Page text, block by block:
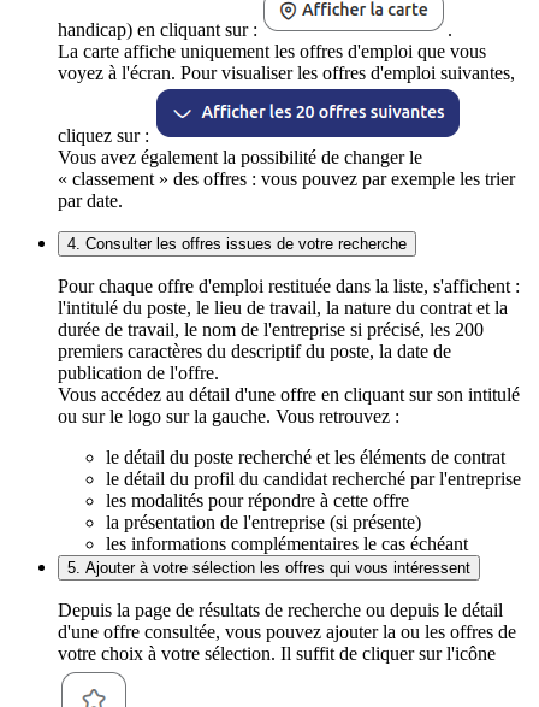
handicap) en cliquant sur :
.
La carte affiche uniquement les offres d'emploi que vous
voyez à l'écran. Pour visualiser les offres d'emploi suivantes,
cliquez sur :
Vous avez également la possibilité de changer le
« classement » des offres : vous pouvez par exemple les trier
par date.
4. Consulter les offres issues de votre recherche
Pour chaque offre d'emploi restituée dans la liste, s'affichent :
l'intitulé du poste, le lieu de travail, la nature du contrat et la
durée de travail, le nom de l'entreprise si précisé, les 200
premiers caractères du descriptif du poste, la date de
publication de l'offre.
Vous accédez au détail d'une offre en cliquant sur son intitulé
ou sur le logo sur la gauche. Vous retrouvez :
le détail du poste recherché et les éléments de contrat
le détail du profil du candidat recherché par l'entreprise
les modalités pour répondre à cette offre
la présentation de l'entreprise (si présente)
les informations complémentaires le cas échéant
5. Ajouter à votre sélection les offres qui vous intéressent
Depuis la page de résultats de recherche ou depuis le détail
d'une offre consultée, vous pouvez ajouter la ou les offres de
votre choix à votre sélection. Il suffit de cliquer sur l'icône